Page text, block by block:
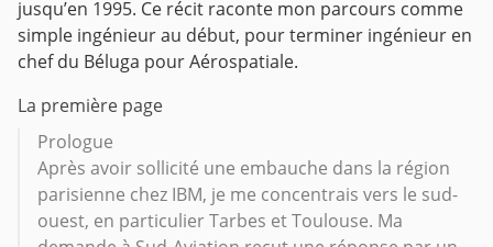
jusqu’en 1995. Ce récit raconte mon parcours comme
simple ingénieur au début, pour terminer ingénieur en
chef du Béluga pour Aérospatiale.
La première page
Prologue‌
Après avoir sollicité une embauche dans la région
parisienne chez IBM, je me concentrais vers le sud-
ouest, en particulier Tarbes et Toulouse. Ma